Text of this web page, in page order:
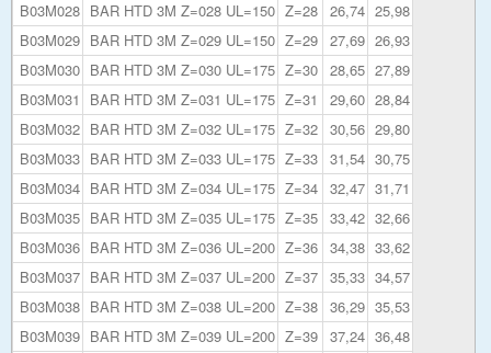
B03M028 BAR HTD 3M Z=028 UL=150 Z=28 26,74 25,98
B03M029 BAR HTD 3M Z=029 UL=150 Z=29 27,69 26,93
B03M030 BAR HTD 3M Z=030 UL=175 Z=30 28,65 27,89
B03M031
BAR HTD 3M Z=031 UL=175 Z=31 29,60 28,84
B03M032 BAR HTD 3M Z=032 UL=175 Z=32 30,56 29,80
B03M033 BAR HTD 3M Z=033 UL=175 Z=33 31,54 30,75
B03M034 BAR HTD 3M Z=034 UL=175 Z=34 32,47 31,71
B03M035 BAR HTD 3M Z=035 UL=175 Z=35 33,42 32,66
B03M036 BAR HTD 3M Z=036 UL=200 Z=36 34,38 33,62
B03M037 BAR HTD 3M Z=037 UL=200 Z=37 35,33 34,57
B03M038 BAR HTD 3M Z=038 UL=200 Z=38 36,29 35,53
B03M039 BAR HTD 3M Z=039 UL=200 Z=39 37,24 36,48